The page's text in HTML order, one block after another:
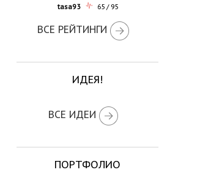
tasa93
65 / 95
ВСЕ РЕЙТИНГИ
ИДЕЯ!
ВСЕ ИДЕИ
ПОРТФОЛИО